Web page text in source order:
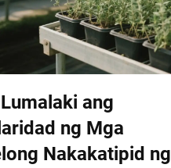
ang
ng Mga
Nakakatipid ng